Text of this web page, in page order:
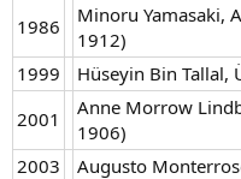
1986
Minoru Yamasaki,
1912)
1999
Hüseyin Bin Tallal,
2001
Anne Morrow
1906)
2003
Augusto